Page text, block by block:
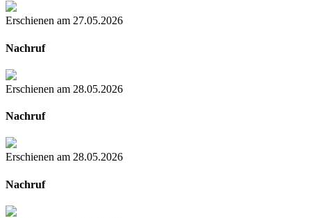
Erschienen am 27.05.2026
Nachruf
Erschienen am 28.05.2026
Nachruf
Erschienen am 28.05.2026
Nachruf